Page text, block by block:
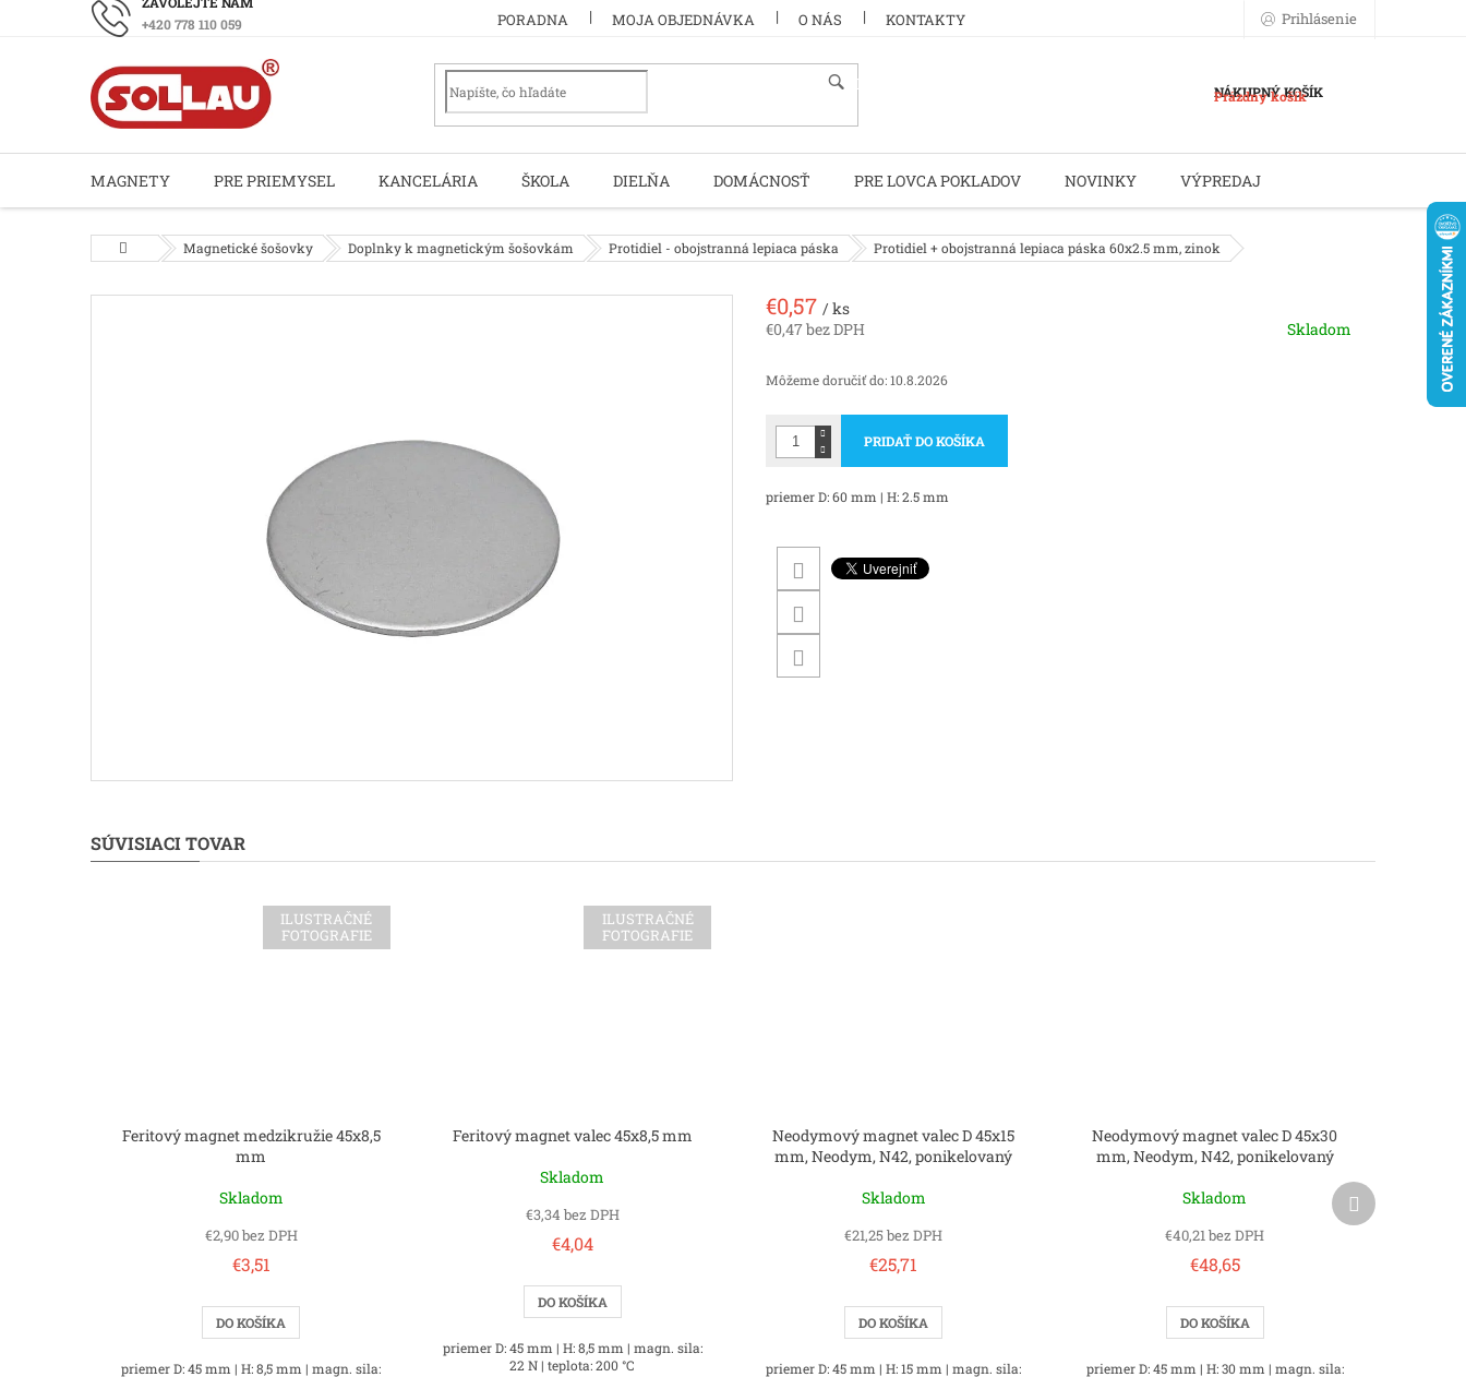
+420 778 110 059 PORADNA MOJA OBJEDNÁVKA O NÁS KONTAKTY Prihlásenie
HĽADAŤ NÁKUPNÝ KOŠÍK
Prázdny košík
MAGNETY PRE PRIEMYSEL KANCELÁRIA ŠKOLA DIELŇA DOMÁCNOSŤ PRE LOVCA POKLADOV NOVINKY VÝPREDAJ
DomovMagnetické šošovky Doplnky k magnetickým šošovkám Protidiel - obojstranná lepiaca páska Protidiel + obojstranná lepiaca páska 60x2.5 mm, zinok
€0,57 / ks
€0,47 bez DPH
cena:
Skladom
Môžeme doručiť do:10.8.2026
PRIDAŤ DO KOŠÍKA
priemer D: 60 mm | H: 2.5 mm
SÚVISIACI TOVAR
ILUSTRAČNÉ
FOTOGRAFIE
Feritový magnet medzikružie 45x8,5
mm
Skladom
€2,90 bez DPH
€3,51
DO KOŠÍKA
priemer D: 45 mm | H: 8,5 mm | magn. sila:
ILUSTRAČNÉ
FOTOGRAFIE
Feritový magnet valec 45x8,5 mm
Skladom
€3,34 bez DPH
€4,04
DO KOŠÍKA
priemer D: 45 mm | H: 8,5 mm | magn. sila:
22 N | teplota: 200 °C
Neodymový magnet valec D 45x15
mm, Neodym, N42, ponikelovaný
Skladom
€21,25 bez DPH
€25,71
DO KOŠÍKA
priemer D: 45 mm | H: 15 mm | magn. sila:
Neodymový magnet valec D 45x30
mm, Neodym, N42, ponikelovaný
Skladom
€40,21 bez DPH
€48,65
DO KOŠÍKA
priemer D: 45 mm | H: 30 mm | magn. sila:
Ďalší
produkt